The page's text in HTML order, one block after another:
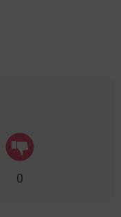
0